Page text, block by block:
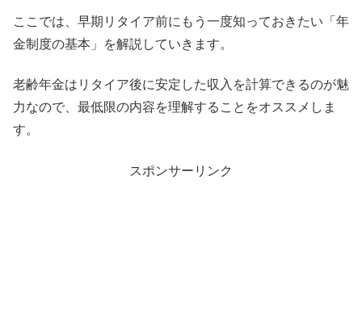
ここでは、早期リタイア前にもう一度知っておきたい「年
金制度の基本」を解説していきます。
老齢年金はリタイア後に安定した収入を計算できるのが魅
力なので、最低限の内容を理解することをオススメしま
す。
スポンサーリンク